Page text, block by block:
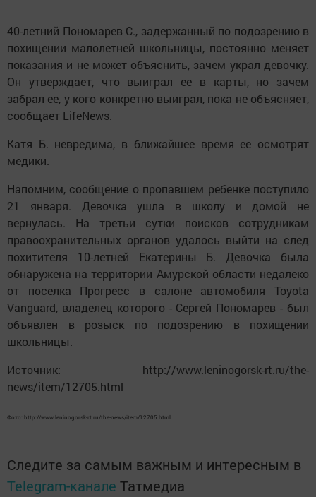
40-летний Пономарев С., задержанный по подозрению в
похищении малолетней школьницы, постоянно меняет
показания и не может объяснить, зачем украл девочку.
Он утверждает, что выиграл ее в карты, но зачем
забрал ее, у кого конкретно выиграл, пока не объясняет,
сообщает LifeNews.
Катя Б. невредима, в ближайшее время ее осмотрят
медики.
Напомним, сообщение о пропавшем ребенке поступило
21 января. Девочка ушла в школу и домой не
вернулась. На третьи сутки поисков сотрудникам
правоохранительных органов удалось выйти на след
похитителя 10-летней Екатерины Б. Девочка была
обнаружена на территории Амурской области недалеко
от поселка Прогресс в салоне автомобиля Toyota
Vanguard, владелец которого - Сергей Пономарев - был
объявлен в розыск по подозрению в похищении
школьницы.
Источник: http://www.leninogorsk-rt.ru/the-
news/item/12705.html
Фото: http://www.leninogorsk-rt.ru/the-news/item/12705.html
Следите за самым важным и интересным в
Telegram-канале Татмедиа